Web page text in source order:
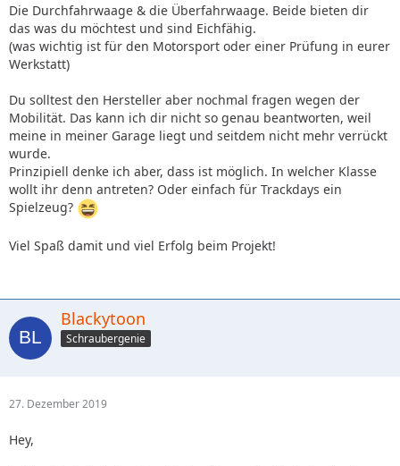
Die Durchfahrwaage & die Überfahrwaage. Beide bieten dir
das was du möchtest und sind Eichfähig.
(was wichtig ist für den Motorsport oder einer Prüfung in eurer
Werkstatt)
Du solltest den Hersteller aber nochmal fragen wegen der
Mobilität. Das kann ich dir nicht so genau beantworten, weil
meine in meiner Garage liegt und seitdem nicht mehr verrückt
wurde.
Prinzipiell denke ich aber, dass ist möglich. In welcher Klasse
wollt ihr denn antreten? Oder einfach für Trackdays ein
Spielzeug?
Viel Spaß damit und viel Erfolg beim Projekt!
Blackytoon
Schraubergenie
27. Dezember 2019
Hey,